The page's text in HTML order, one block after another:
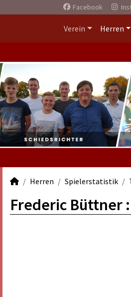
Facebook
Verein Herren
Herren Spielerstatistik
Frederic Büttner